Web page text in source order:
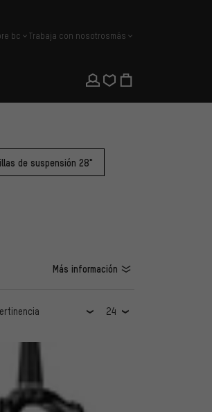
bc Trabaja con nosotrosmás
de suspensión 28"
Más información